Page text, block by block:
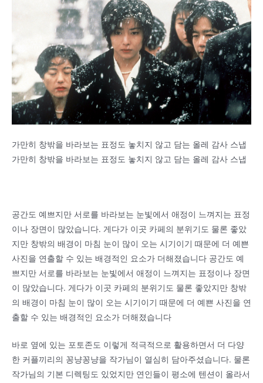
가만히 창밖을 바라보는 표정도 놓치지 않고 담는 올레 감사 스냅
가만히 창밖을 바라보는 표정도 놓치지 않고 담는 올레 감사 스냅
공간도 예쁘지만 서로를 바라보는 눈빛에서 애정이 느껴지는 표정
이나 장면이 많았습니다. 게다가 이곳 카페의 분위기도 물론 좋았
지만 창밖의 배경이 마침 눈이 많이 오는 시기이기 때문에 더 예쁜
사진을 연출할 수 있는 배경적인 요소가 더해졌습니다 공간도 예
쁘지만 서로를 바라보는 눈빛에서 애정이 느껴지는 표정이나 장면
이 많았습니다. 게다가 이곳 카페의 분위기도 물론 좋았지만 창밖
의 배경이 마침 눈이 많이 오는 시기이기 때문에 더 예쁜 사진을 연
출할 수 있는 배경적인 요소가 더해졌습니다
바로 옆에 있는 포토존도 이렇게 적극적으로 활용하면서 더 다양
한 커플끼리의 꽁냥꽁냥을 작가님이 열심히 담아주셨습니다. 물론
작가님의 기본 디렉팅도 있었지만 연인들이 평소에 텐션이 올라서